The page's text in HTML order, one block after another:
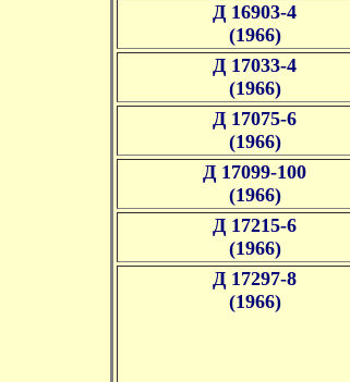
Д 16903-4
(1966)
Д 17033-4
(1966)
Д 17075-6
(1966)
Д 17099-100
(1966)
Д 17215-6
(1966)
Д 17297-8
(1966)